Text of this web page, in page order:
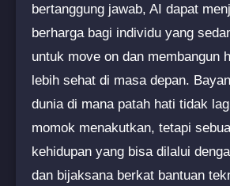
bertanggung jawab, AI dapat
berharga bagi individu yang
untuk move on dan membangun
lebih sehat di masa depan.
dunia di mana patah hati tidak
momok menakutkan, tetapi
kehidupan yang bisa dilalui
dan bijaksana berkat bantuan